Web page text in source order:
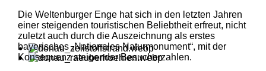
Die Weltenburger Enge hat sich in den letzten Jahren
einer steigenden touristischen Beliebtheit erfreut, nicht
zuletzt auch durch die Auszeichnung als erstes
bayerisches „Nationales Naturmonument“, mit der
Konsequenz steigender Besucherzahlen.